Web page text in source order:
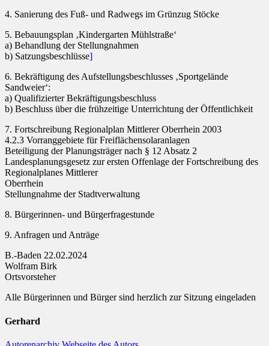
4. Sanierung des Fuß- und Radwegs im Grünzug Stöcke
5. Bebauungsplan ‚Kindergarten Mühlstraße‘
a) Behandlung der Stellungnahmen
b) Satzungsbeschlüsse]
6. Bekräftigung des Aufstellungsbeschlusses ‚Sportgelände
Sandweier‘:
a) Qualifizierter Bekräftigungsbeschluss
b) Beschluss über die frühzeitige Unterrichtung der Öffentlichkeit
7. Fortschreibung Regionalplan Mittlerer Oberrhein 2003
4.2.3 Vorranggebiete für Freiflächensolaranlagen
Beteiligung der Planungsträger nach § 12 Absatz 2
Landesplanungsgesetz zur ersten Offenlage der Fortschreibung des
Regionalplanes Mittlerer
Oberrhein
Stellungnahme der Stadtverwaltung
8. Bürgerinnen- und Bürgerfragestunde
9. Anfragen und Anträge
B.-Baden 22.02.2024
Wolfram Birk
Ortsvorsteher
Alle Bürgerinnen und Bürger sind herzlich zur Sitzung eingeladen
Gerhard